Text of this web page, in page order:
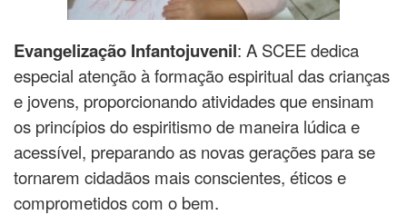
Evangelização Infantojuvenil: A SCEE dedica
especial atenção à formação espiritual das crianças
e jovens, proporcionando atividades que ensinam
os princípios do espiritismo de maneira lúdica e
acessível, preparando as novas gerações para se
tornarem cidadãos mais conscientes, éticos e
comprometidos com o bem.